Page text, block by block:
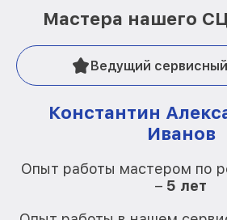
Мастера нашего
Ведущий
Константин
Иванов
Опыт работы мастером по
– 5 лет